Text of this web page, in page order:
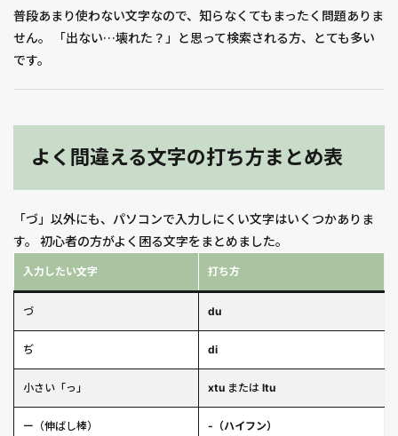
普段あまり使わない文字なので、知らなくてもまったく問題ありま
せん。 「出ない…壊れた？」と思って検索される方、とても多い
です。
よく間違える文字の打ち方まとめ表
「づ」以外にも、パソコンで入力しにくい文字はいくつかありま
す。 初心者の方がよく困る文字をまとめました。
入力したい文字 打ち方
づ du
ぢ di
小さい「っ」 xtu または ltu
ー（伸ばし棒） -（ハイフン）